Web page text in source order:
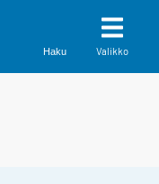
Haku Valikko